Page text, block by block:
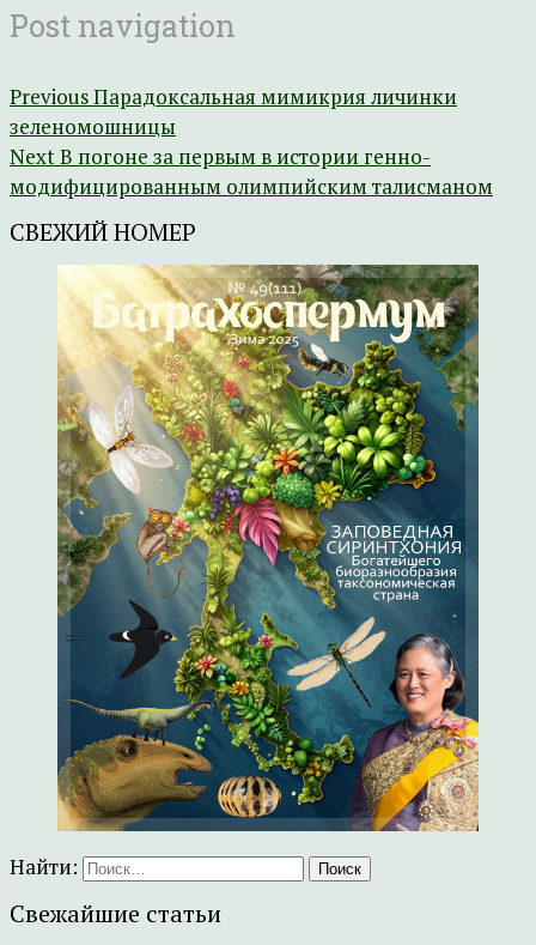
Post navigation
PreviousПарадоксальная мимикрия личинки
зеленомошницы
NextВ погоне за первым в истории генно-
модифицированным олимпийским талисманом
СВЕЖИЙ НОМЕР
Найти:
Свежайшие статьи